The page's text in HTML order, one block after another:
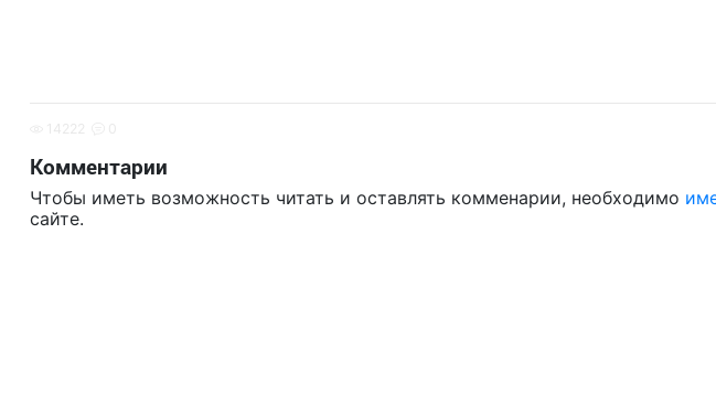
Комментарии
Чтобы иметь возможность читать и оставлять комменарии, необходимо
сайте.